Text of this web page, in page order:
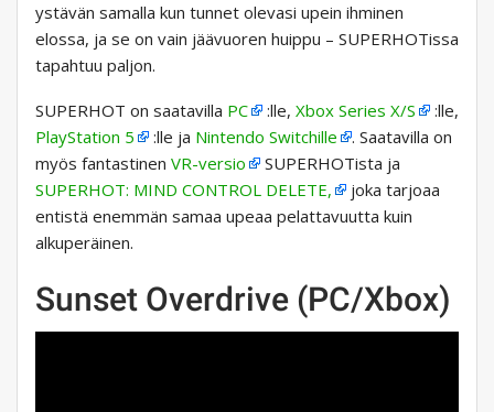
ystävän samalla kun tunnet olevasi upein ihminen
elossa, ja se on vain jäävuoren huippu – SUPERHOTissa
tapahtuu paljon.
SUPERHOT on saatavilla PC :lle, Xbox Series X/S
:lle,
PlayStation 5
:lle ja Nintendo Switchille
. Saatavilla on
myös fantastinen VR-versio
SUPERHOTista ja
SUPERHOT: MIND CONTROL DELETE,
joka tarjoaa
entistä enemmän samaa upeaa pelattavuutta kuin
alkuperäinen.
Sunset Overdrive (PC/Xbox)